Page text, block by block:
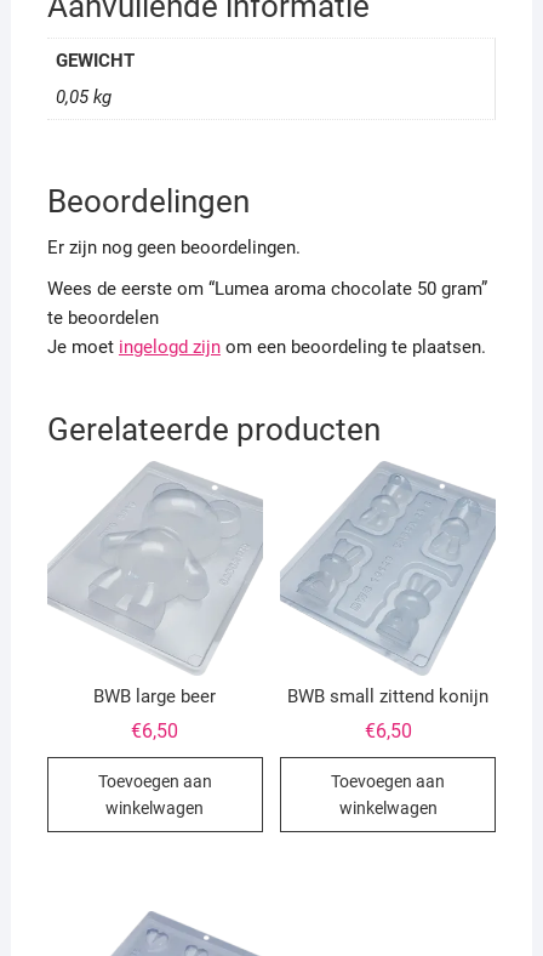
GEWICHT
0,05 kg
Beoordelingen
Er zijn nog geen beoordelingen.
Wees de eerste om “Lumea aroma chocolate 50 gram”
te beoordelen
Je moet ingelogd zijnom een beoordeling te plaatsen.
Gerelateerde producten
BWB large beer
€6,50
Toevoegen aan
winkelwagen
BWB small zittend konijn
€6,50
Toevoegen aan
winkelwagen